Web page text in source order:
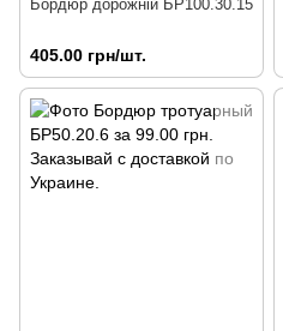
Бордюр дорожній БР100.30.15
405.00 грн/шт.